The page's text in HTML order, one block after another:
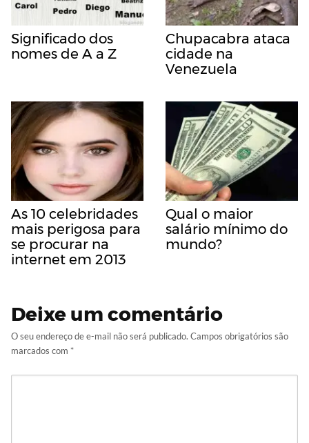
Significado dos
nomes de A a Z
Chupacabra ataca
cidade na
Venezuela
As 10 celebridades
mais perigosa para
se procurar na
internet em 2013
Qual o maior
salário mínimo do
mundo?
Deixe um comentário
O seu endereço de e-mail não será publicado. Campos obrigatórios são
marcados com *